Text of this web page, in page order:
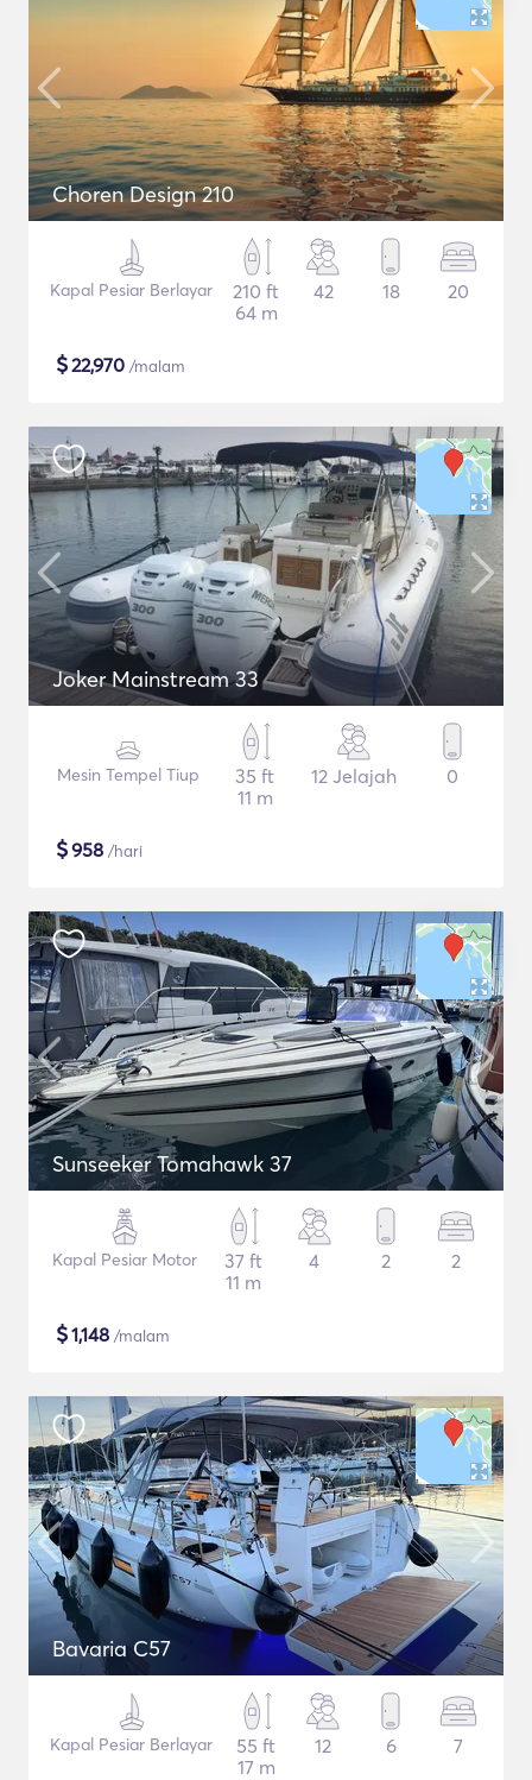
Choren Design 210
Kapal Pesiar Berlayar
210 ft
64 m
42 18 20
$22,970 /malam
Joker Mainstream 33
Mesin Tempel Tiup
35 ft
11 m
12 Jelajah 0
$958 /hari
Sunseeker Tomahawk 37
Kapal Pesiar Motor
37 ft
11 m
4 2 2
$1,148 /malam
Bavaria C57
Kapal Pesiar Berlayar
55 ft
17 m
12 6 7